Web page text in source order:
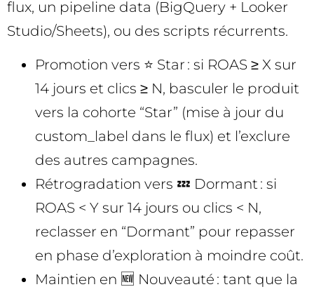
flux, un pipeline data (BigQuery + Looker
Studio/Sheets), ou des scripts récurrents.
Promotion vers ⭐ Star : si ROAS ≥ X sur
14 jours et clics ≥ N, basculer le produit
vers la cohorte “Star” (mise à jour du
custom_label dans le flux) et l’exclure
des autres campagnes.
Rétrogradation vers 💤 Dormant : si
ROAS < Y sur 14 jours ou clics < N,
reclasser en “Dormant” pour repasser
en phase d’exploration à moindre coût.
Maintien en 🆕 Nouveauté : tant que la